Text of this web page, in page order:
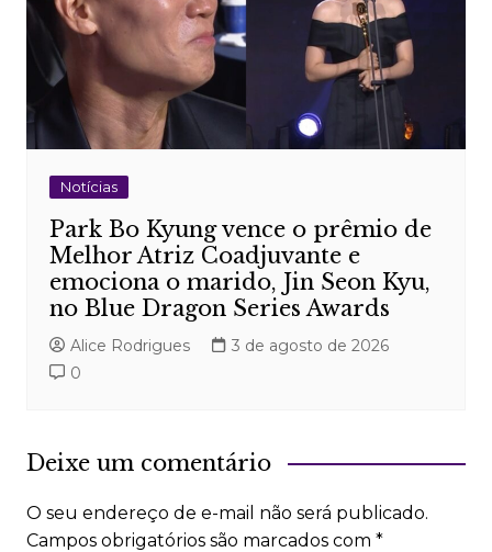
Notícias
Park Bo Kyung vence o prêmio de
Melhor Atriz Coadjuvante e
emociona o marido, Jin Seon Kyu,
no Blue Dragon Series Awards
Alice Rodrigues
3 de agosto de 2026
0
Deixe um comentário
O seu endereço de e-mail não será publicado.
Campos obrigatórios são marcados com *